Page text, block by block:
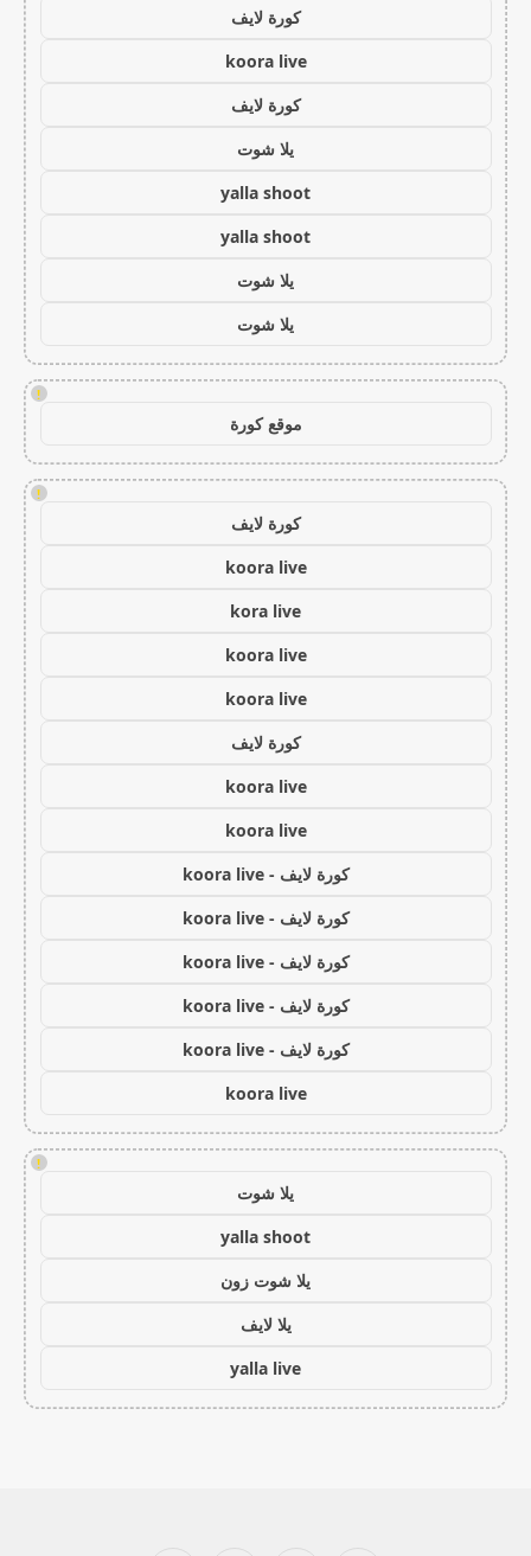
كورة لايف
koora live
كورة لايف
يلا شوت
yalla shoot
yalla shoot
يلا شوت
يلا شوت
!
موقع كورة
!
كورة لايف
koora live
kora live
koora live
koora live
كورة لايف
koora live
koora live
كورة لايف - koora live
كورة لايف - koora live
كورة لايف - koora live
كورة لايف - koora live
كورة لايف - koora live
koora live
!
يلا شوت
yalla shoot
يلا شوت زون
يلا لايف
yalla live